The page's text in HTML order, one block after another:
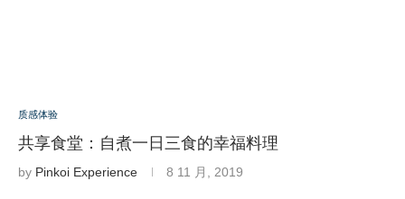
质感体验
共享食堂：自煮一日三食的幸福料理
by Pinkoi Experience 8 11 月, 2019